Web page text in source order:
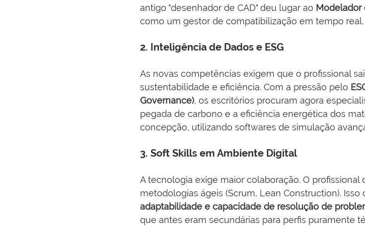
antigo "desenhador de CAD" deu lugar ao Modelador
como um gestor de compatibilização em tempo real.
2. Inteligência de Dados e ESG
As novas competências exigem que o profissional
sustentabilidade e eficiência. Com a pressão pelo
Governance), os escritórios procuram agora
pegada de carbono e a eficiência energética dos
concepção, utilizando softwares de simulação
3. Soft Skills em Ambiente Digital
A tecnologia exige maior colaboração. O
metodologias ágeis (Scrum, Lean Construction). Isso
adaptabilidade e capacidade de resolução de
que antes eram secundárias para perfis puramente